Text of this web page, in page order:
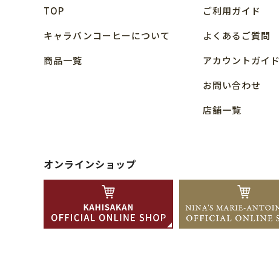
TOP
キャラバンコーヒーについて
商品⼀覧
ご利用ガイド
よくあるご質問
アカウントガイド
お問い合わせ
店舗⼀覧
オンラインショップ